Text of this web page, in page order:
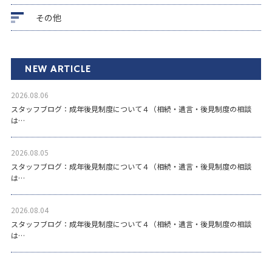
その他
NEW ARTICLE
2026.08.06
スタッフブログ：成年後見制度について４（相続・遺言・後見制度の相談
は…
2026.08.05
スタッフブログ：成年後見制度について４（相続・遺言・後見制度の相談
は…
2026.08.04
スタッフブログ：成年後見制度について４（相続・遺言・後見制度の相談
は…